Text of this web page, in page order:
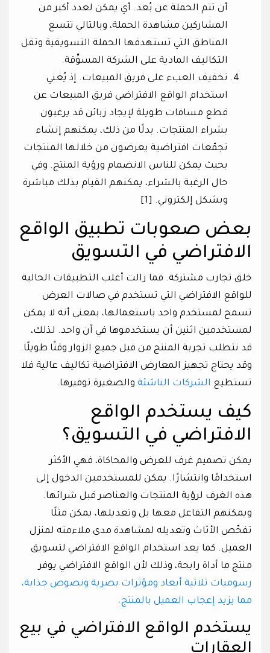
أن تتم الحملة عن بُعد. أي يمكن لعدد أكبر من
المشاركين مشاهدة الحملة، وبالتالي تتسع
المناطق التي تستهدفها الحملة التسويقية وتقل
التكاليف المادية على الشركة المسوِّقة.
تخفيف العبء على فريق المبيعات. إذ يُغني
استخدام الواقع الافتراضي فريق المبيعات عن
قطع مسافات طويلة لإيجاد زبائن قد يرغبون
بشراء المنتجات. بدلًا من ذلك، يمكنهم إنشاء
تجمّعات افتراضية يعرضون من خلالها المنتجات
بحيث يمكن للناس الانضمام ورؤية المنتج. وفي
حال الرغبة بالشراء، يمكنهم القيام بذلك مباشرة
وبشكل إلكتروني. [1]
بعض صعوبات تطبيق الواقع
الافتراضي في التسويق
خلق تجارب مشتركة. فما زالت أغلب التطبيقات الحالية
للواقع الافتراضي التي تستخدم في صالات العرض
تسمح لمستخدم واحد باستعمالها، بمعنى أنه لا يمكن
لمستخدمين اثنين أن يستخدموها في آن واحد. لذلك،
قد تتطلب تجربة المنتج من قبل جميع الزوار وقتًا طويلًا.
وقد يحتاج تجهيز المعارض الافتراضية تكاليف عالية فلا
تستطيع الشركات الناشئة والصغيرة توفيرها.
كيف يستخدم الواقع
الافتراضي في التسويق؟
يمكن تصميم غرف للعرض والمحاكاة، فهي الأكثر
استخدامًا وانتشارًا. يمكن للمستخدمين الدخول إلى
هذه الغرف لرؤية المنتجات والعناصر قبل شرائها.
ويمكنهم التفاعل معها بل وتعديلها، يمكن مثلًا
تفحّص الأثاث وتعديله لمشاهدة مدى ملاءمته لمنزل
العميل. كما يعد استخدام الواقع الافتراضي لتسويق
منتج ما أداة رابحة، وذلك لأن الواقع الافتراضي يوفر
رسوميات ثلاثية أبعاد ومؤثرات بصرية ونصوص جذابة،
مما يزيد إعجاب العميل بالمنتج.
يستخدم الواقع الافتراضي في بيع
العقارات